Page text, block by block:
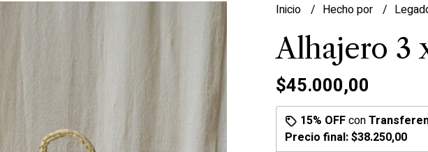
Inicio Hecho por
Alhajero 3
$45.000,00
15% OFFcon
Precio final:$38.250,00